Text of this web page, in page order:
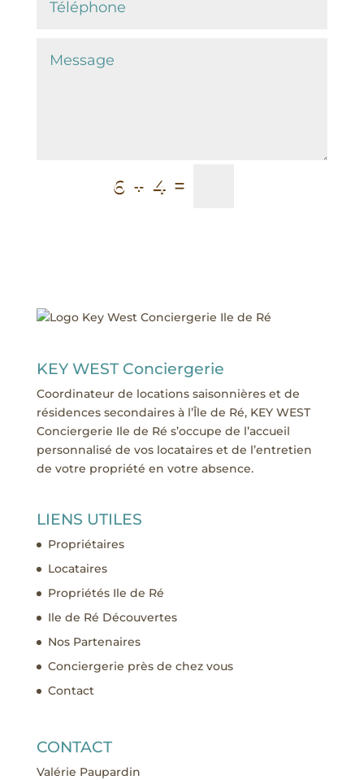
6 + 4 =
KEY WEST Conciergerie
Coordinateur de locations saisonnières et de
résidences secondaires à l’Île de Ré, KEY WEST
Conciergerie Ile de Ré s’occupe de l’accueil
personnalisé de vos locataires et de l’entretien
de votre propriété en votre absence.
LIENS UTILES
Propriétaires
Locataires
Propriétés Ile de Ré
Ile de Ré Découvertes
Nos Partenaires
Conciergerie près de chez vous
Contact
CONTACT
Valérie Paupardin